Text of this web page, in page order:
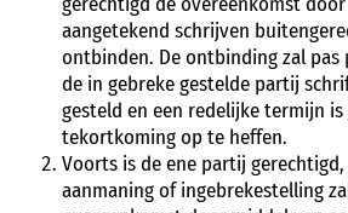
aangetekend schrijven
ontbinden. De ontbinding zal
de in gebreke gestelde partij
gesteld en een redelijke termijn
tekortkoming op te heffen.
Voorts is de ene partij
aanmaning of ingebrekestelling